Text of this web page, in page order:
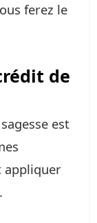
ferez le
de
est
appliquer